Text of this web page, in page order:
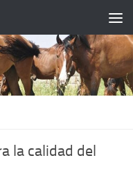
la calidad del